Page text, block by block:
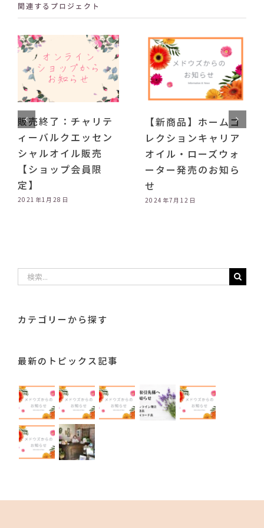
関連するプロジェクト
販売終了：チャリテ
ィーバルクエッセン
シャルオイル販売
【ショップ会員限
定】
2021年1月28日
【新商品】ホームコ
レクションキャリア
オイル・ローズウォ
ーター発売のお知ら
せ
2024年7月12日
索
カテゴリーから探す
最新のトピックス記事